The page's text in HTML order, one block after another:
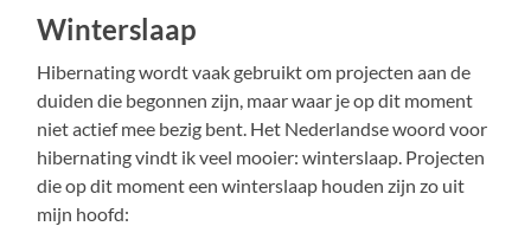
Winterslaap
Hibernating wordt vaak gebruikt om projecten aan de
duiden die begonnen zijn, maar waar je op dit moment
niet actief mee bezig bent. Het Nederlandse woord voor
hibernating vindt ik veel mooier: winterslaap. Projecten
die op dit moment een winterslaap houden zijn zo uit
mijn hoofd: